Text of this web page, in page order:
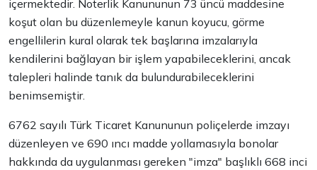
içermektedir. Noterlik Kanununun 73 üncü maddesine
koşut olan bu düzenlemeyle kanun koyucu, görme
engellilerin kural olarak tek başlarına imzalarıyla
kendilerini bağlayan bir işlem yapabileceklerini, ancak
talepleri halinde tanık da bulundurabileceklerini
benimsemiştir.
6762 sayılı Türk Ticaret Kanununun poliçelerde imzayı
düzenleyen ve 690 ıncı madde yollamasıyla bonolar
hakkında da uygulanması gereken "imza" başlıklı 668 inci